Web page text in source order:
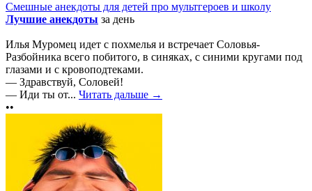
Смешные анекдоты для детей про мультгероев и школу
Лучшие анекдоты за день
Илья Муромец идет с похмелья и встречает Соловья-
Разбойника всего побитого, в синяках, с синими кругами под
глазами и с кровоподтеками.
— Здравствуй, Соловей!
— Иди ты от... Читать дальше →
••